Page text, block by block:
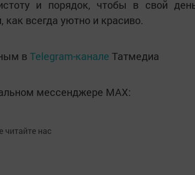
и порядок, чтобы в свой
всегда уютно и красиво.
в Telegram-канале Татмедиа
мессенджере MАХ:
читайте нас